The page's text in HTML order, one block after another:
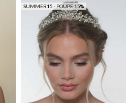
SUMMER15 - POUPE 15%